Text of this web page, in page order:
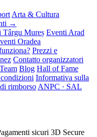
Arta & Cultura
→
Târgu Mureș Eventi Arad
Oradea
Prezzi e
Contatto organizzatori
Team Blog Hall of Fame
Informativa sulla
rimborso ANPC · SAL
sicuri 3D Secure